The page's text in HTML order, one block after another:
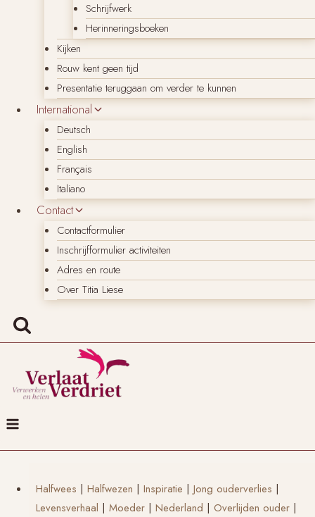
Schrijfwerk
Herinneringsboeken
Kijken
Rouw kent geen tijd
Presentatie teruggaan om verder te kunnen
International
Deutsch
English
Français
Italiano
Contact
Contactformulier
Inschrijfformulier activiteiten
Adres en route
Over Titia Liese
Halfwees | Halfwezen | Inspiratie |Jong ouderverlies |
Levensverhaal | Moeder| Nederland | Overlijden ouder|